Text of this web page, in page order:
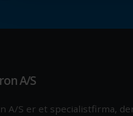
A/S
A/S er et specialistfirma,